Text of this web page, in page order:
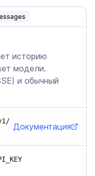
историю
модели.
и обычный
Документация